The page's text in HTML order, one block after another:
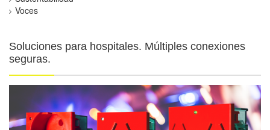
Voces
Soluciones para hospitales. Múltiples conexiones
seguras.